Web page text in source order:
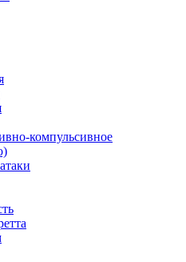
компульсивное